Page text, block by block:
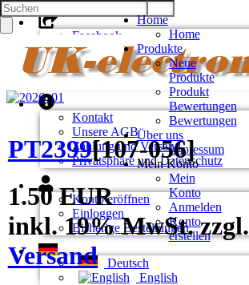
Facebook
Twitter
Google +
Pinterest
Kontakt
Unsere AGB
Zahlung und Versand
Privatsphäre und Datenschutz
Konto eröffnen
Einloggen
Bisherige Bestellungen
Deutsch
English
Home
Home
Produkte
Neue
Produkte
Produkt
Bewertungen
Bewertungen
Über uns
Impressum
Mein Konto
Mein
Konto
Anmelden
Konto
erstellen
PT2399[107-056]
1.50 EUR
inkl. 19% MwSt. zzgl.
Versand